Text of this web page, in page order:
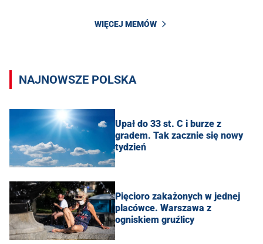
WIĘCEJ MEMÓW
NAJNOWSZE POLSKA
Upał do 33 st. C i burze z
gradem. Tak zacznie się nowy
tydzień
Pięcioro zakażonych w jednej
placówce. Warszawa z
ogniskiem gruźlicy